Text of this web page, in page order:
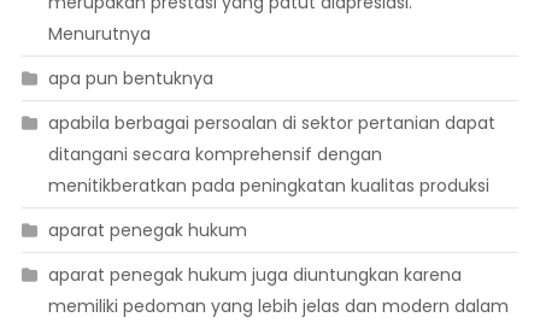
Menurutnya
apa pun bentuknya
apabila berbagai persoalan di sektor pertanian dapat
ditangani secara komprehensif dengan
menitikberatkan pada peningkatan kualitas produksi
aparat penegak hukum
aparat penegak hukum juga diuntungkan karena
memiliki pedoman yang lebih jelas dan modern dalam